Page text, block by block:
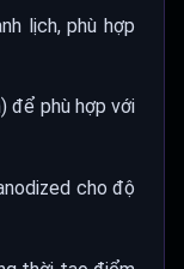
lịch, phù hợp
để phù hợp với
cho độ